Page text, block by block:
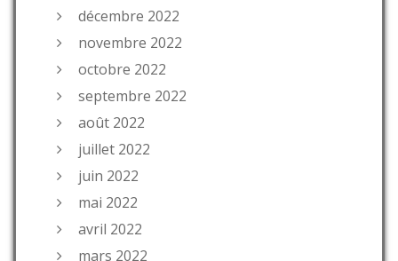
décembre 2022
novembre 2022
octobre 2022
septembre 2022
août 2022
juillet 2022
juin 2022
mai 2022
avril 2022
mars 2022